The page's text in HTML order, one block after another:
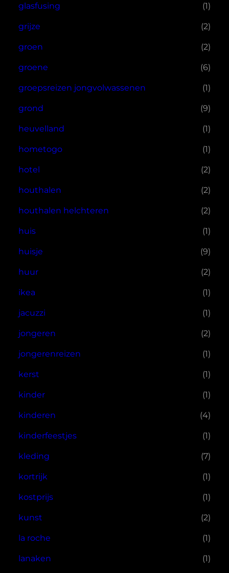
glasfusing (1)
grijze (2)
groen (2)
groene (6)
groepsreizen jongvolwassenen (1)
grond (9)
heuvelland (1)
hometogo (1)
hotel (2)
houthalen (2)
houthalen helchteren (2)
huis (1)
huisje (9)
huur (2)
ikea (1)
jacuzzi (1)
jongeren (2)
jongerenreizen (1)
kerst (1)
kinder (1)
kinderen (4)
kinderfeestjes (1)
kleding (7)
kortrijk (1)
kostprijs (1)
kunst (2)
la roche (1)
lanaken (1)